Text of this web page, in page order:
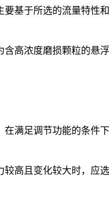
基于所选的流量特性
浓度磨损颗粒的悬浮
满足调节功能的条件
高且变化较大时，应